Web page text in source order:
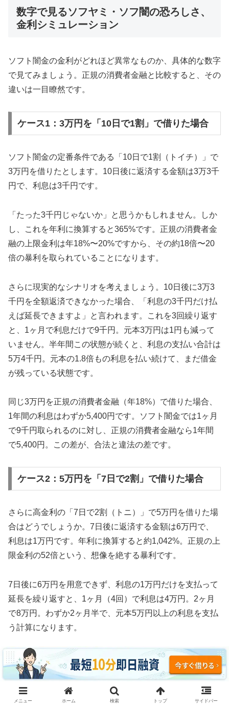
数字で見るソフヤミ・ソフ闇の恐ろしさ、
金利シミュレーション
ソフト闇金の金利がどれほど異常なものか、具体的な数字
で見てみましょう。正規の消費者金融と比較すると、その
違いは一目瞭然です。
ケース1：3万円を「10日で1割」で借りた場合
ソフト闇金の定番条件である「10日で1割（トイチ）」で
3万円を借りたとします。10日後に返済する金額は3万3千
円で、利息は3千円です。
「たった3千円じゃないか」と思うかもしれません。しか
し、これを年利に換算すると365%です。正規の消費者金
融の上限金利は年18%〜20%ですから、その約18倍〜20
倍の暴利を取られていることになります。
さらに現実的なシナリオを考えましょう。10日後に3万3
千円を全額返済できなかった場合、「利息の3千円だけ払
えば延長できますよ」と言われます。これを3回繰り返す
と、1ヶ月で利息だけで9千円。元本3万円は1円も減って
いません。半年間この状態が続くと、利息の支払い合計は
5万4千円。元本の1.8倍もの利息を払い続けて、まだ借金
が残っている状態です。
同じ3万円を正規の消費者金融（年18%）で借りた場合、
1年間の利息はわずか5,400円です。ソフト闇金では1ヶ月
で9千円取られるのに対し、正規の消費者金融なら1年間
で5,400円。この差が、合法と違法の差です。
ケース2：5万円を「7日で2割」で借りた場合
さらに高金利の「7日で2割（トニ）」で5万円を借りた場
合はどうでしょうか。7日後に返済する金額は6万円で、
利息は1万円です。年利に換算すると約1,042%。正規の上
限金利の52倍という、想像を絶する暴利です。
7日後に6万円を用意できず、利息の1万円だけを支払って
延長を繰り返すと、1ヶ月（4回）で利息は4万円。2ヶ月
で8万円。わずか2ヶ月半で、元本5万円以上の利息を支払
う計算になります。
3ヶ月続けた場合、利息の支払い総額は約12万円。元本5
万円の2.4倍の利息を取られ、それでも借金は減っていま
せん。これがソフト闇金の実態です。
メニュー ホーム 検索 トップ サイドバー